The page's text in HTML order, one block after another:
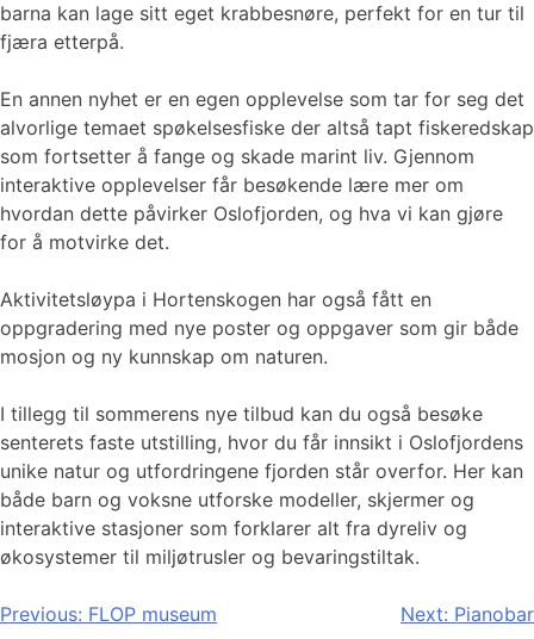
barna kan lage sitt eget krabbesnøre, perfekt for en tur til
fjæra etterpå.
En annen nyhet er en egen opplevelse som tar for seg det
alvorlige temaet spøkelsesfiske der altså tapt fiskeredskap
som fortsetter å fange og skade marint liv. Gjennom
interaktive opplevelser får besøkende lære mer om
hvordan dette påvirker Oslofjorden, og hva vi kan gjøre
for å motvirke det.
Aktivitetsløypa i Hortenskogen har også fått en
oppgradering med nye poster og oppgaver som gir både
mosjon og ny kunnskap om naturen.
I tillegg til sommerens nye tilbud kan du også besøke
senterets faste utstilling, hvor du får innsikt i Oslofjordens
unike natur og utfordringene fjorden står overfor. Her kan
både barn og voksne utforske modeller, skjermer og
interaktive stasjoner som forklarer alt fra dyreliv og
økosystemer til miljøtrusler og bevaringstiltak.
Innleggsnavigasjon
Previous: FLOP museum Next: Pianobar